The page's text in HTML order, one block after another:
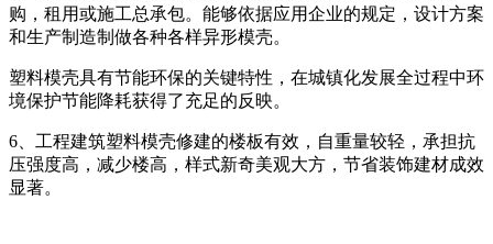
购，租用或施工总承包。能够依据应用企业的规定，设计方案
和生产制造制做各种各样异形模壳。
塑料模壳具有节能环保的关键特性，在城镇化发展全过程中环
境保护节能降耗获得了充足的反映。
6、工程建筑塑料模壳修建的楼板有效，自重量较轻，承担抗
压强度高，减少楼高，样式新奇美观大方，节省装饰建材成效
显著。